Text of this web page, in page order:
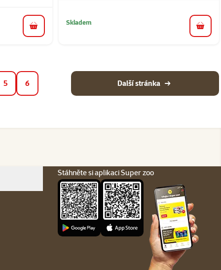
do košíku
Skladem
do
5 6 Další stránka
Stáhněte si aplikaci Super zoo